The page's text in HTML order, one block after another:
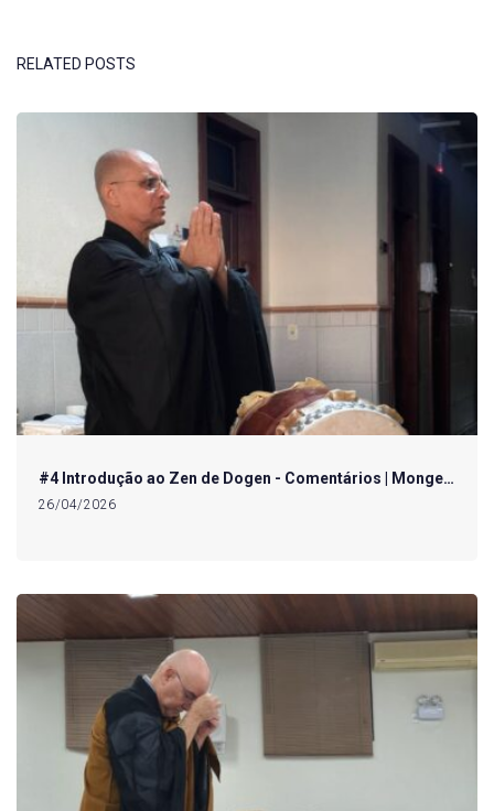
RELATED POSTS
#4 Introdução ao Zen de Dogen - Comentários | Monge…
26/04/2026